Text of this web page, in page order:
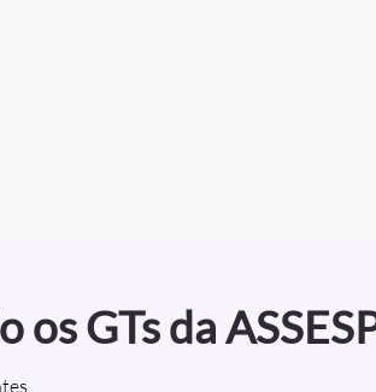
os GTs da